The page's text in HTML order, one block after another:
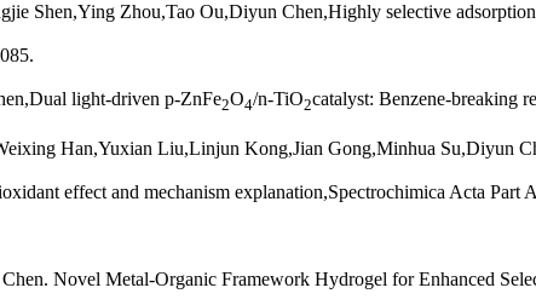
Shen,Ying Zhou,Tao Ou,Diyun Chen,Highly selective
light-driven p-ZnFe2O4/n-TiO2catalyst: Benzene-breaking
Han,Yuxian Liu,Linjun Kong,Jian Gong,Minhua Su,Diyun
effect and mechanism explanation,Spectrochimica Acta
Novel Metal-Organic Framework Hydrogel for Enhanced